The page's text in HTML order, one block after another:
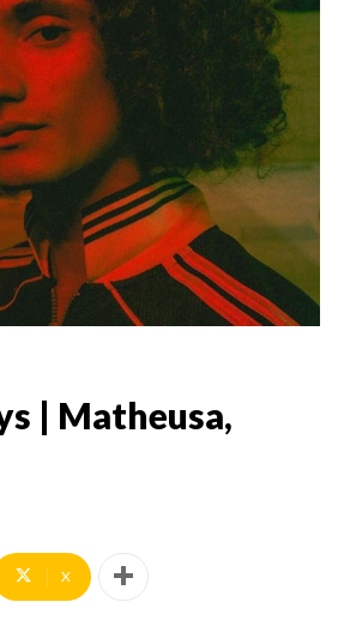
| Matheusa,
X